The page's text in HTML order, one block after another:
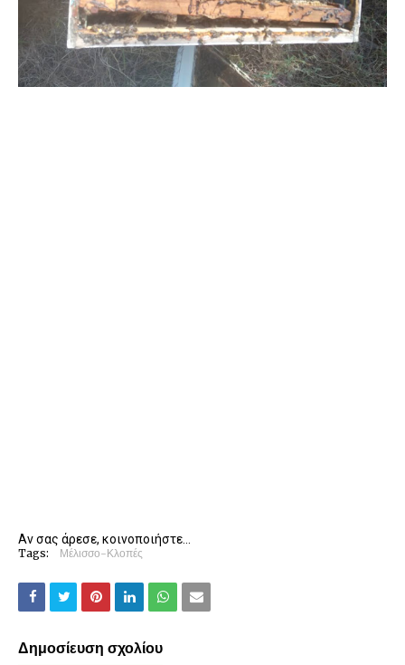
Αν σας άρεσε, κοινοποιήστε...
Tags: Μέλισσο-Κλοπές
Δημοσίευση σχολίου